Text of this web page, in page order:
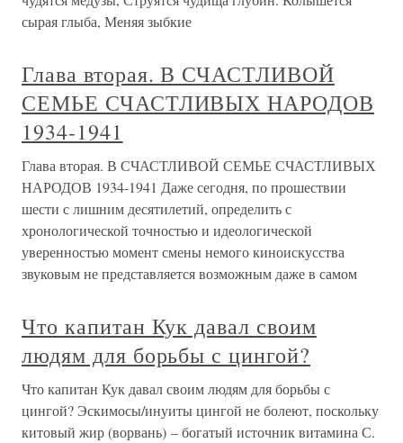
сырая глыба, Меняя зыбкие
Глава вторая. В СЧАСТЛИВОЙ
СЕМЬЕ СЧАСТЛИВЫХ НАРОДОВ
1934-1941
Глава вторая. В СЧАСТЛИВОЙ СЕМЬЕ СЧАСТЛИВЫХ
НАРОДОВ 1934-1941 Даже сегодня, по прошествии
шести с лишним десятилетий, определить с
хронологической точностью и идеологической
уверенностью момент смены немого киноискусства
звуковым не представляется возможным даже в самом
Что капитан Кук давал своим
людям для борьбы с цингой?
Что капитан Кук давал своим людям для борьбы с
цингой? Эскимосы/инуиты цингой не болеют, поскольку
китовый жир (ворвань) – богатый источник витамина С.